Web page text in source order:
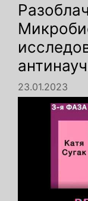
23.01.2023